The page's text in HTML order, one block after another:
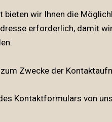
bieten wir Ihnen die
erforderlich, damit
Zwecke der
Kontaktformulars von